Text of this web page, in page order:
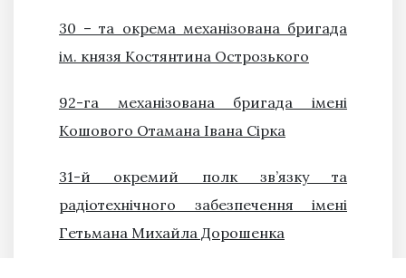
30 – та окрема механізована бригада
ім. князя Костянтина Острозького
92-га механізована бригада імені
Кошового Отамана Івана Сірка
31-й окремий полк зв’язку та
радіотехнічного забезпечення імені
Гетьмана Михайла Дорошенка